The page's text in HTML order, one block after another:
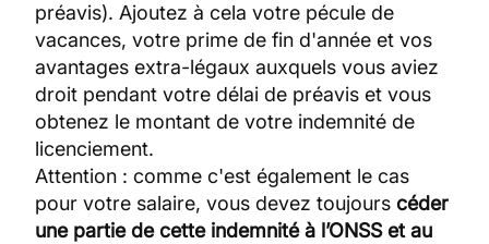
préavis). Ajoutez à cela votre pécule de
vacances, votre prime de fin d'année et vos
avantages extra-légaux auxquels vous aviez
droit pendant votre délai de préavis et vous
obtenez le montant de votre indemnité de
licenciement.
Attention : comme c'est également le cas
pour votre salaire, vous devez toujours céder
une partie de cette indemnité à l’ONSS et au